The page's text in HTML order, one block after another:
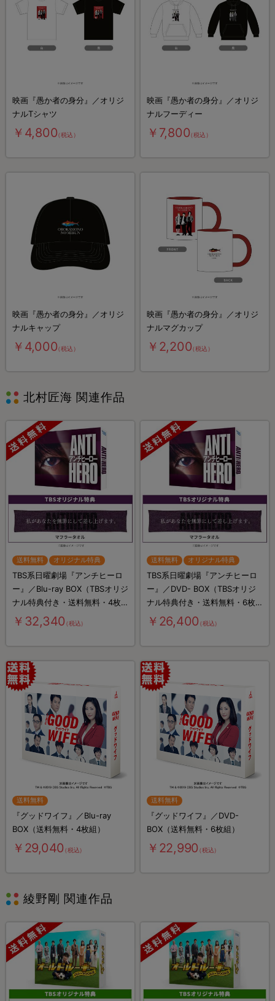
映画『愚か者の身分』／オリジ
ナルTシャツ
￥4,800（税込）
映画『愚か者の身分』／オリジ
ナルフーディー
￥7,800（税込）
映画『愚か者の身分』／オリジ
ナルキャップ
￥4,000（税込）
映画『愚か者の身分』／オリジ
ナルマグカップ
￥2,200（税込）
北村匠海 関連作品
送料無料 オリジナル特典
TBS系日曜劇場『アンチヒーロ
ー』／Blu-ray BOX（TBSオリジ
ナル特典付き・送料無料・4枚
組）
￥32,340（税込）
送料無料 オリジナル特典
TBS系日曜劇場『アンチヒーロ
ー』／DVD- BOX（TBSオリジ
ナル特典付き・送料無料・6枚
組）
￥26,400（税込）
送料無料
『グッドワイフ』／Blu-ray
BOX（送料無料・4枚組）
￥29,040（税込）
送料無料
『グッドワイフ』／DVD-
BOX（送料無料・6枚組）
￥22,990（税込）
綾野剛 関連作品